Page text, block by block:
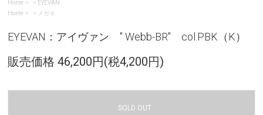
Home > EYEVAN
Home
> メガネ
EYEVAN：アイヴァン " Webb-BR" col.PBK（K）
販売価格 46,200円(税4,200円)
SOLD OUT